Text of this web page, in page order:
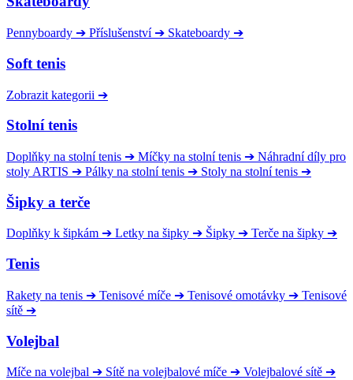
Pennyboardy ➔ Příslušenství ➔ Skateboardy ➔
Soft tenis
Zobrazit kategorii ➔
Stolní tenis
Doplňky na stolní tenis ➔ Míčky na stolní tenis ➔ Náhradní díly pro
stoly ARTIS ➔ Pálky na stolní tenis ➔ Stoly na stolní tenis ➔
Šipky a terče
Doplňky k šipkám ➔ Letky na šipky ➔ Šipky ➔ Terče na šipky ➔
Tenis
Rakety na tenis ➔ Tenisové míče ➔ Tenisové omotávky ➔ Tenisové
sítě ➔
Volejbal
Míče na volejbal ➔ Sítě na volejbalové míče ➔ Volejbalové sítě ➔